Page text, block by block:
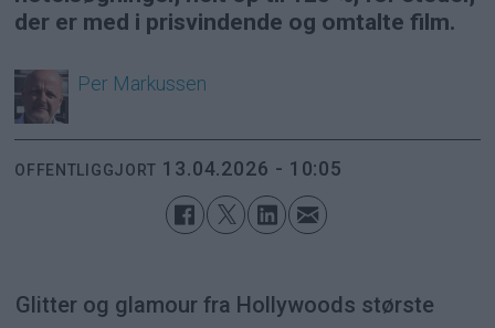
der er med i prisvindende og omtalte film.
Per Markussen
OFFENTLIGGJORT 13.04.2026 - 10:05
Glitter og glamour fra Hollywoods største